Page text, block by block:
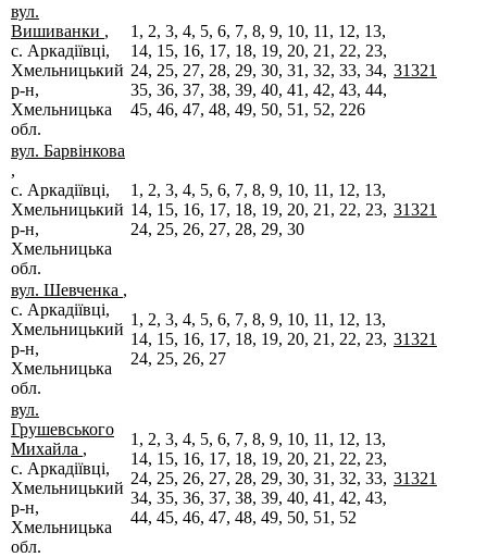
вул.
Вишиванки ,
с. Аркадіївці,
Хмельницький
р-н,
Хмельницька
обл.
1, 2, 3, 4, 5, 6, 7, 8, 9, 10, 11, 12, 13,
14, 15, 16, 17, 18, 19, 20, 21, 22, 23,
24, 25, 27, 28, 29, 30, 31, 32, 33, 34,
35, 36, 37, 38, 39, 40, 41, 42, 43, 44,
45, 46, 47, 48, 49, 50, 51, 52, 226
31321
вул. Барвінкова
,
с. Аркадіївці,
Хмельницький
р-н,
Хмельницька
обл.
1, 2, 3, 4, 5, 6, 7, 8, 9, 10, 11, 12, 13,
14, 15, 16, 17, 18, 19, 20, 21, 22, 23,
24, 25, 26, 27, 28, 29, 30
31321
вул. Шевченка ,
с. Аркадіївці,
Хмельницький
р-н,
Хмельницька
обл.
1, 2, 3, 4, 5, 6, 7, 8, 9, 10, 11, 12, 13,
14, 15, 16, 17, 18, 19, 20, 21, 22, 23,
24, 25, 26, 27
31321
вул.
Грушевського
Михайла ,
с. Аркадіївці,
Хмельницький
р-н,
Хмельницька
обл.
1, 2, 3, 4, 5, 6, 7, 8, 9, 10, 11, 12, 13,
14, 15, 16, 17, 18, 19, 20, 21, 22, 23,
24, 25, 26, 27, 28, 29, 30, 31, 32, 33,
34, 35, 36, 37, 38, 39, 40, 41, 42, 43,
44, 45, 46, 47, 48, 49, 50, 51, 52
31321